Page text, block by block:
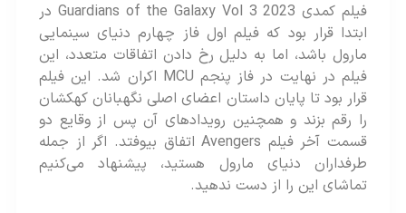
فیلم کمدی 2023 Guardians of the Galaxy Vol 3 در
ابتدا قرار بود که فیلم اول فاز چهارم دنیای سینمایی
مارول باشد، اما به دلیل رخ دادن اتفاقات متعدد، این
فیلم در نهایت در فاز پنجم MCU اکران شد. این فیلم
قرار بود تا پایان داستان اعضای اصلی نگهبانان کهکشان
را رقم بزند و همچنین رویدادهای آن پس از وقایع دو
قسمت آخر فیلم Avengers اتفاق بیوفتد. اگر از جمله
طرفداران دنیای مارول هستید، پیشنهاد می‌کنیم
تماشای این را از دست ندهید.